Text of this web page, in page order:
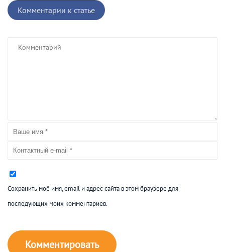
Комментарии к статье
Сохранить моё имя, email и адрес сайта в этом браузере для
последующих моих комментариев.